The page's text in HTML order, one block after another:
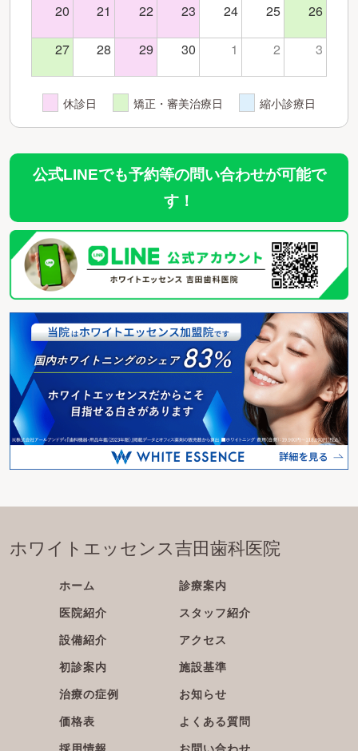
20 21 22 23 24 25 26
27 28 29 30 1 2 3
休診日 矯正・審美治療日 縮小診療日
公式LINEでも予約等の問い合わせが可能で
す！
ホワイトエッセンス吉田歯科医院
ホーム
医院紹介
設備紹介
初診案内
診療案内
スタッフ紹介
アクセス
施設基準
治療の症例
価格表
お知らせ
よくある質問